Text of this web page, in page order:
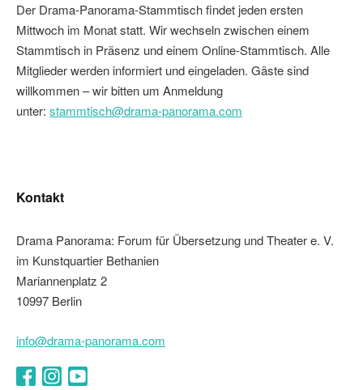
Der Drama-Panorama-Stammtisch findet jeden ersten
Mittwoch im Monat statt. Wir wechseln zwischen einem
Stammtisch in Präsenz und einem Online-Stammtisch. Alle
Mitglieder werden informiert und eingeladen. Gäste sind
willkommen – wir bitten um Anmeldung
unter: stammtisch@drama-panorama.com
Kontakt
Drama Panorama: Forum für Übersetzung und Theater e. V.
im Kunstquartier Bethanien
Mariannenplatz 2
10997 Berlin
info@drama-panorama.com